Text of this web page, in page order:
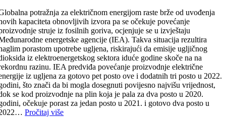
potražnja za električnom energijom raste brže od uvođenja
kapaciteta obnovljivih izvora pa se očekuje povećanje
struje iz fosilnih goriva, ocjenjuje se u izvještaju
energetske agencije (IEA). Takva situacija rezultira
porastom upotrebe ugljena, riskirajući da emisije ugljičnog
iz elektroenergetskog sektora iduće godine skoče na na
razinu. IEA predviđa povećanje proizvodnje električne
iz ugljena za gotovo pet posto ove i dodatnih tri posto u 2022.
što znači da bi mogla dosegnuti povijesno najvišu vrijednost,
se kod proizvodnje na plin koja je pala za dva posto u 2020.
očekuje porast za jedan posto u 2021. i gotovo dva posto u
Pročitaj više